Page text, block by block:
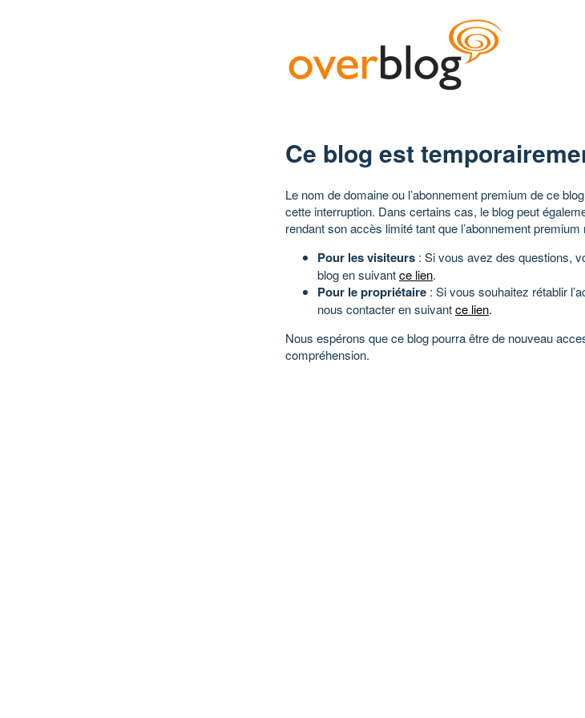
Ce blog est
Le nom de domaine ou l’abonnement premium de ce
cette interruption. Dans certains cas, le blog peut
rendant son accès limité tant que l’abonnement premium
Pour les visiteurs : Si vous avez des questions,
blog en suivantce lien.
Pour le propriétaire : Si vous souhaitez rétablir
nous contacter en suivantce lien.
Nous espérons que ce blog pourra être de nouveau
compréhension.